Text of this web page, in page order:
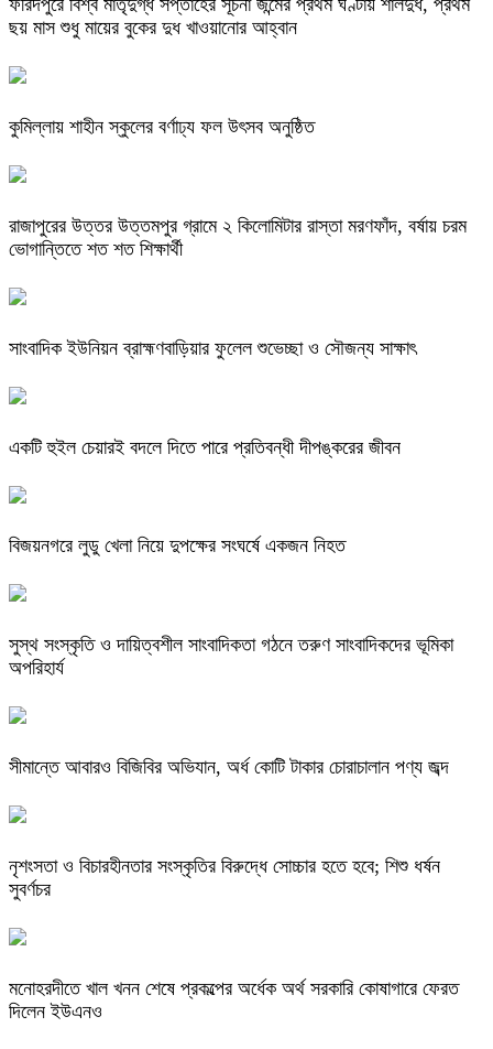
ফরিদপুরে বিশ্ব মাতৃদুগ্ধ সপ্তাহের সূচনা জন্মের প্রথম ঘণ্টায় শালদুধ, প্রথম
ছয় মাস শুধু মায়ের বুকের দুধ খাওয়ানোর আহ্বান
কুমিল্লায় শাহীন স্কুলের বর্ণাঢ্য ফল উৎসব অনুষ্ঠিত
রাজাপুরের উত্তর উত্তমপুর গ্রামে ২ কিলোমিটার রাস্তা মরণফাঁদ, বর্ষায় চরম
ভোগান্তিতে শত শত শিক্ষার্থী
সাংবাদিক ইউনিয়ন ব্রাহ্মণবাড়িয়ার ফুলেল শুভেচ্ছা ও সৌজন্য সাক্ষাৎ
একটি হুইল চেয়ারই বদলে দিতে পারে প্রতিবন্ধী দীপঙ্করের জীবন
বিজয়নগরে লুডু খেলা নিয়ে দুপক্ষের সংঘর্ষে একজন নিহত
সুস্থ সংস্কৃতি ও দায়িত্বশীল সাংবাদিকতা গঠনে তরুণ সাংবাদিকদের ভূমিকা
অপরিহার্য
সীমান্তে আবারও বিজিবির অভিযান, অর্ধ কোটি টাকার চোরাচালান পণ্য জব্দ
নৃশংসতা ও বিচারহীনতার সংস্কৃতির বিরুদ্ধে সোচ্চার হতে হবে; শিশু ধর্ষন
সুবর্ণচর
মনোহরদীতে খাল খনন শেষে প্রকল্পের অর্ধেক অর্থ সরকারি কোষাগারে ফেরত
দিলেন ইউএনও